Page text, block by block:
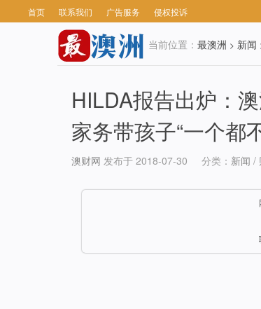
首页 联系我们 广告服务 侵权投诉
当前位置： 最澳洲 > 新闻
HILDA报告出炉：
家务带孩子“一个都
澳财网 发布于 2018-07-30 分类： 新闻 /